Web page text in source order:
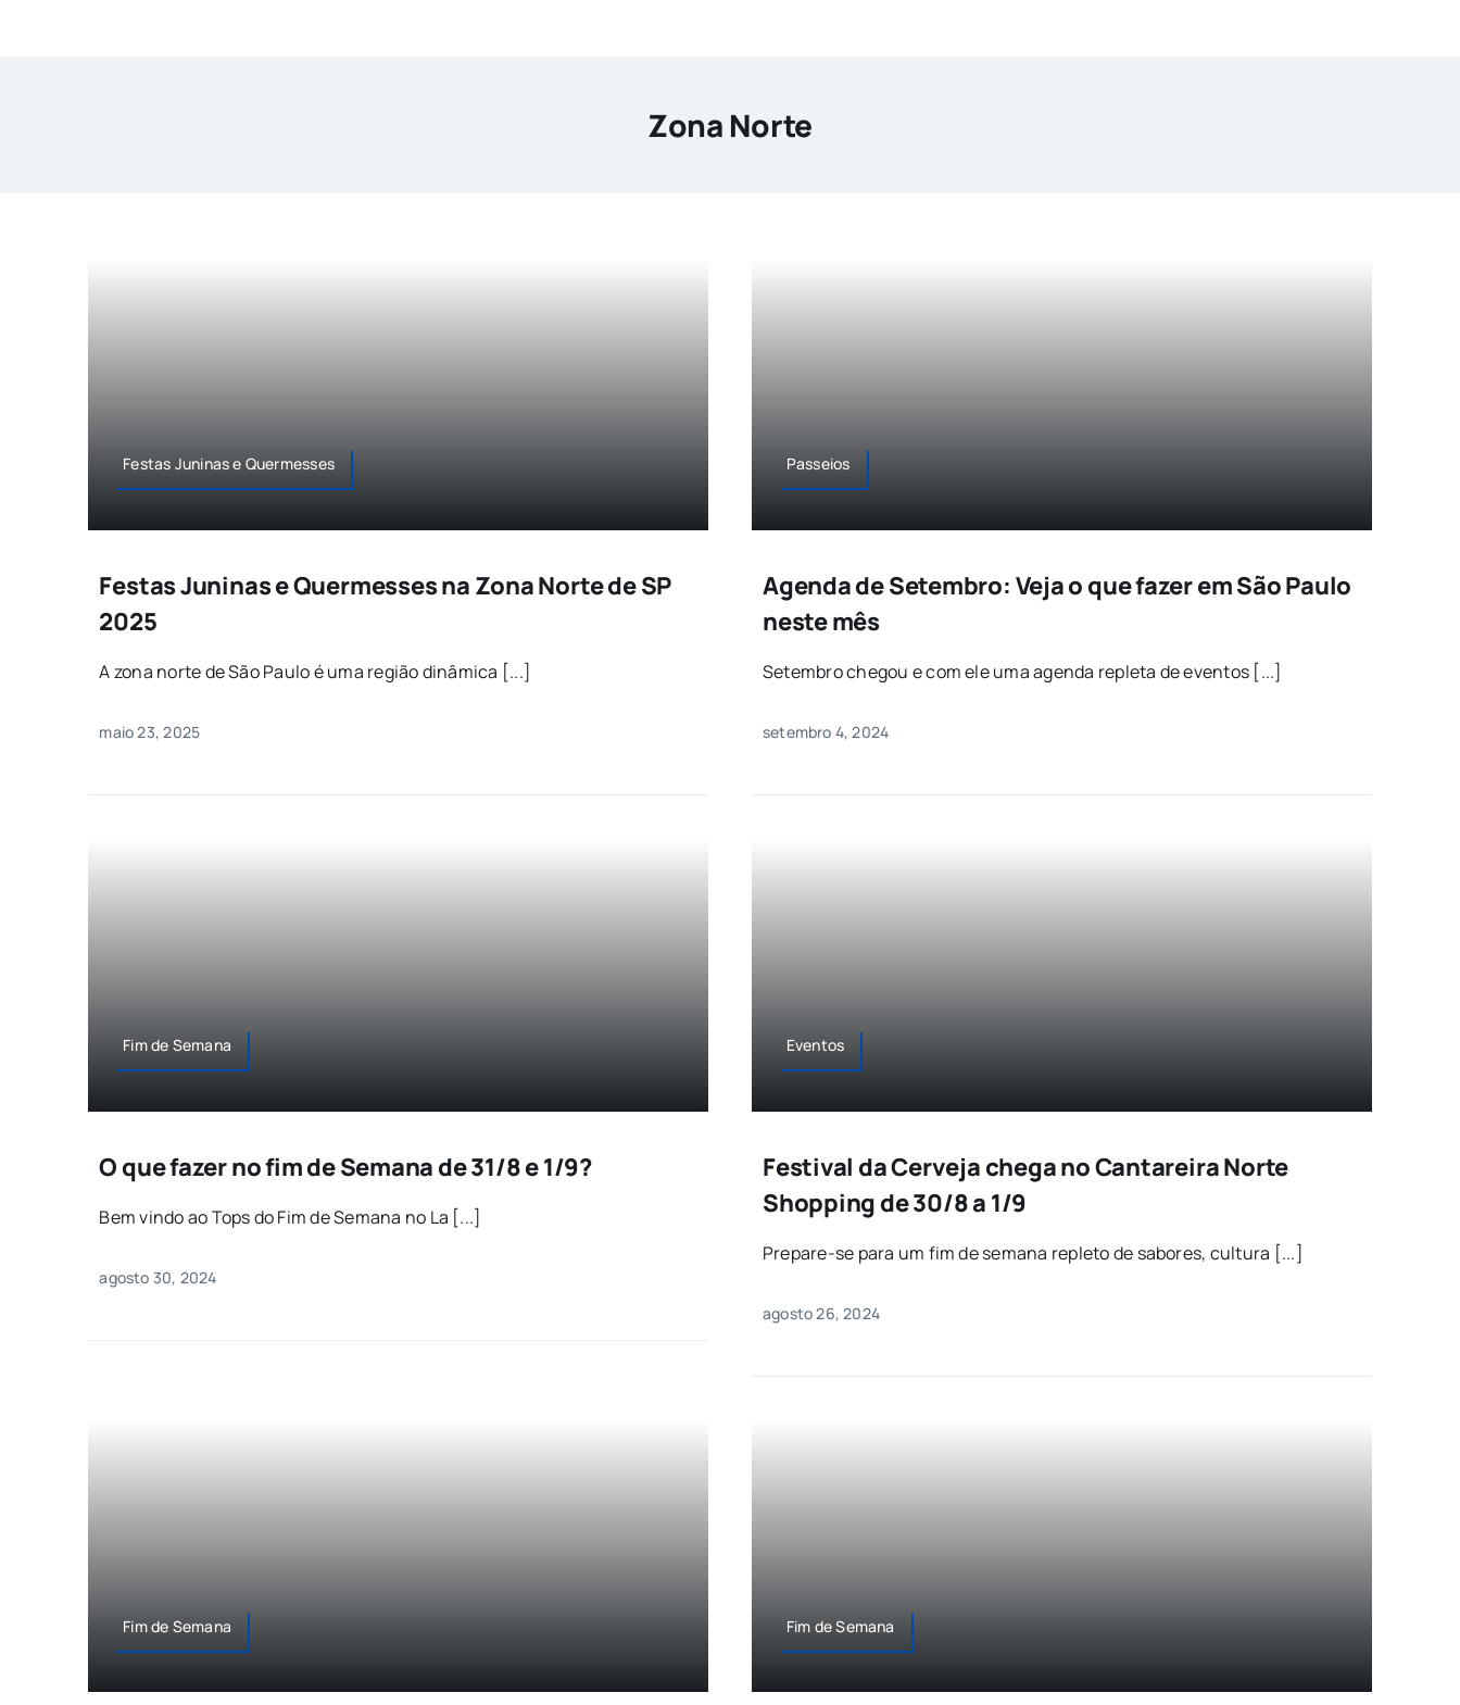
Zona Norte
Festas Juninas e Quermesses
Festas Juninas e Quermesses na Zona Norte de SP
2025
A zona norte de São Paulo é uma região dinâmica [...]
maio 23, 2025
Passeios
Agenda de Setembro: Veja o que fazer em São Paulo
neste mês
Setembro chegou e com ele uma agenda repleta de eventos [...]
setembro 4, 2024
Fim de Semana
O que fazer no fim de Semana de 31/8 e 1/9?
Bem vindo ao Tops do Fim de Semana no La [...]
agosto 30, 2024
Eventos
Festival da Cerveja chega no Cantareira Norte
Shopping de 30/8 a 1/9
Prepare-se para um fim de semana repleto de sabores, cultura [...]
agosto 26, 2024
Fim de Semana Fim de Semana